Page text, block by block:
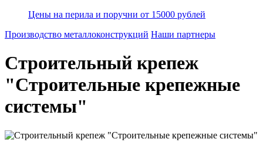
Цены на перила и поручни от 15000 рублей
Производство металлоконструкций Наши партнеры
Строительный крепеж
"Строительные крепежные
системы"